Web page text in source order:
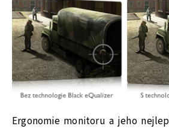
Ergonomie monitoru a jeho